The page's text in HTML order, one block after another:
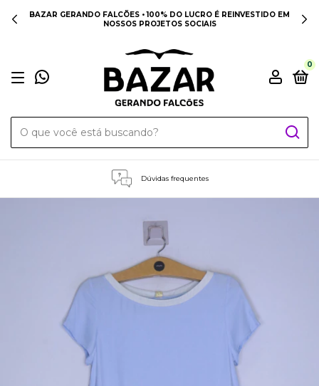
BAZAR GERANDO FALCÕES • 100% DO LUCRO É REINVESTIDO EM
NOSSOS PROJETOS SOCIAIS
0
Dúvidas frequentes